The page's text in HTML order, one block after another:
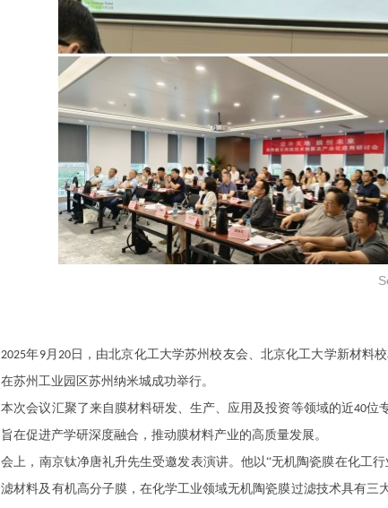
2025年9月 20日， 由北京化工大学苏州校友会、北京化工大学新材料
在苏州工业园区苏州纳米城成功举行。
本次会议汇聚了来自膜材料研发、生产、应用及投资等领域的近40位
旨在促进产学研深度融合，推动膜材料产业的高质量发展。
会上， 南京钛净唐礼升先生受邀发表演讲。他以“无机陶瓷膜在化工
滤材料及有机高分子膜， 在化学工业领域无机陶瓷膜过滤技术具有三